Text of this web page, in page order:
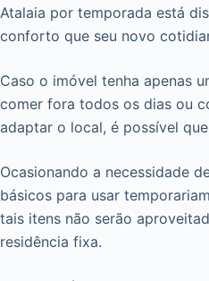
Atalaia por temporada está
conforto que seu novo
Caso o imóvel tenha apenas
comer fora todos os dias ou
adaptar o local, é possível
Ocasionando a necessidade
básicos para usar
tais itens não serão
residência fixa.